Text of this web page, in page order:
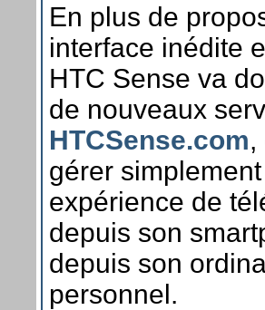
En plus de
interface inédite
HTC Sense va
de nouveaux
HTCSense.com,
gérer
expérience de
depuis son
depuis son
personnel.